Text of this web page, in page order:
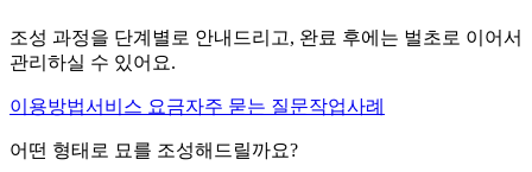
조성 과정을 단계별로 안내드리고, 완료 후에는 벌초로 이어서
관리하실 수 있어요.
이용방법서비스 요금자주 묻는 질문작업사례
어떤 형태로 묘를 조성해드릴까요?